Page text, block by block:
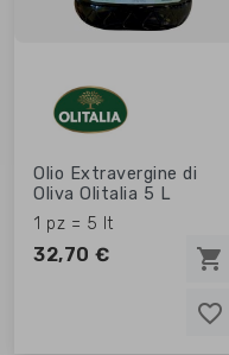
favorite_border
favorite_border
favorite_border
Olio Extravergine di
Oliva Olitalia 5 L
1 pz = 5 lt
32,70 € shopping_cart